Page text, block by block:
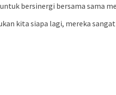
bersinergi bersama sama
kita siapa lagi, mereka